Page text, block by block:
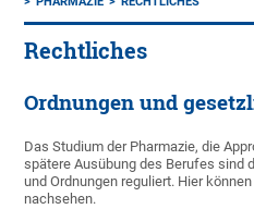
Rechtliches
Ordnungen und
Das Studium der Pharmazie, die
spätere Ausübung des Berufes sind
und Ordnungen reguliert. Hier
nachsehen.